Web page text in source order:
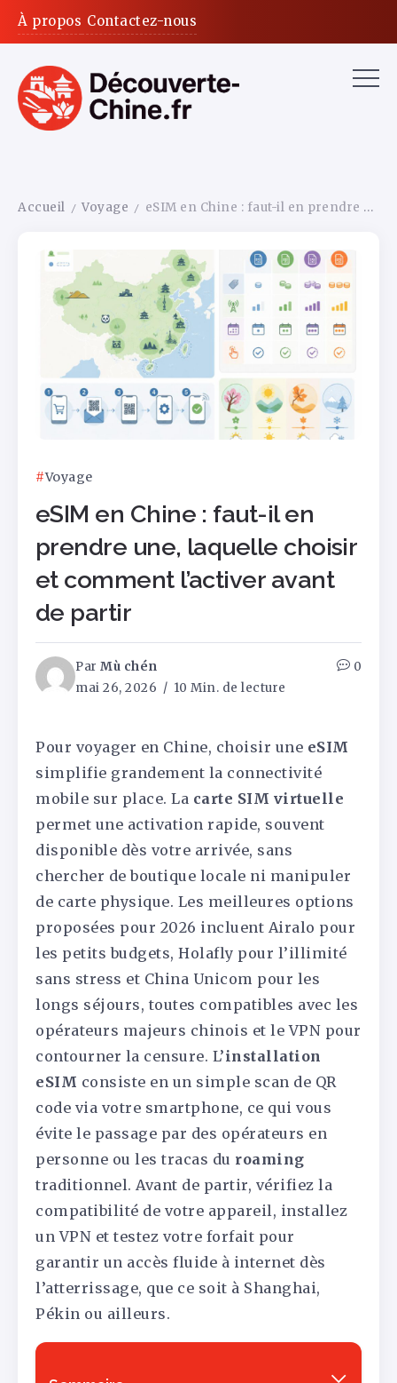
À propos Contactez-nous
Accueil / Voyage / eSIM en Chine : faut-il en prendre une, laquelle choisir et comment l’activer avant de partir
Voyage
eSIM en Chine : faut-il en
prendre une, laquelle choisir
et comment l’activer avant
de partir
Par Mù chén
mai 26, 2026
10 Min. de lecture
0
Pour voyager en Chine, choisir une eSIM
simplifie grandement la connectivité
mobile sur place. La carte SIM virtuelle
permet une activation rapide, souvent
disponible dès votre arrivée, sans
chercher de boutique locale ni manipuler
de carte physique. Les meilleures options
proposées pour 2026 incluent Airalo pour
les petits budgets, Holafly pour l’illimité
sans stress et China Unicom pour les
longs séjours, toutes compatibles avec les
opérateurs majeurs chinois et le VPN pour
contourner la censure. L’installation
eSIM consiste en un simple scan de QR
code via votre smartphone, ce qui vous
évite le passage par des opérateurs en
personne ou les tracas du roaming
traditionnel. Avant de partir, vérifiez la
compatibilité de votre appareil, installez
un VPN et testez votre forfait pour
garantir un accès fluide à internet dès
l’atterrissage, que ce soit à Shanghai,
Pékin ou ailleurs.